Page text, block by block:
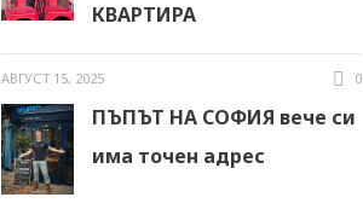
КВАРТИРА
АВГУСТ 15, 2025 0
ПЪПЪТ НА СОФИЯ вече си
има точен адрес